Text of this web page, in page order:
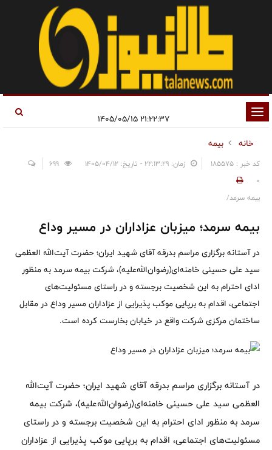
تغییر
وضعیت
ناوبری
۲۱:۲۲:۳۷ ۱۴۰۵/۰۵/۱۵
خانه
بیمه
کد خبر : 185575 زمان: ۲۲:۱۳:۲۹ - تاریخ: ۱۴۰۵/۰۴/۱۲
0
بیمه سرمد/
بیمه سرمد؛ میزبان عزاداران در مسیر وداع
در آستانه برگزاری مراسم بدرقه آقای شهید ایران؛ حضرت آیت‌الله العظمی
سید علی حسینی خامنه‌ای(رضوان‌الله‌علیه)، شرکت بیمه سرمد به منظور
ادای احترام به این شخصیت برجسته و در راستای مسئولیت‌های
اجتماعی، اقدام به برپایی موکب پذیرایی از عزاداران مسیر وداع در مقابل
ساختمان مرکزی شرکت واقع در خیابان بخارست کرده است.
در آستانه برگزاری مراسم بدرقه آقای شهید ایران؛ حضرت آیت‌الله
العظمی سید علی حسینی خامنه‌ای(رضوان‌الله‌علیه)، شرکت بیمه
سرمد به منظور ادای احترام به این شخصیت برجسته و در راستای
مسئولیت‌های اجتماعی، اقدام به برپایی موکب پذیرایی از عزاداران